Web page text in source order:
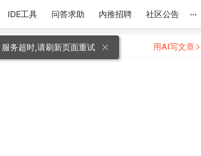
IDE工具 问答求助 内推招聘 社区公告 ...
用AI写文章
服务超时,请刷新页面重试